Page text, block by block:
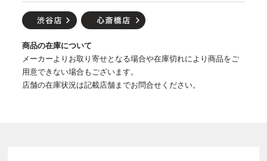
商品の在庫について
メーカーよりお取り寄せとなる場合や在庫切れにより商品をご
用意できない場合もございます。
店舗の在庫状況は記載店舗までお問合せください。